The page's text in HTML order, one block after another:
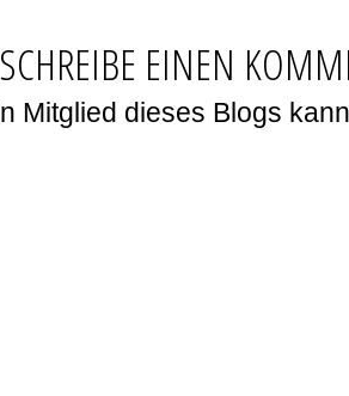
SCHREIBE EINEN
Mitglied dieses Blogs